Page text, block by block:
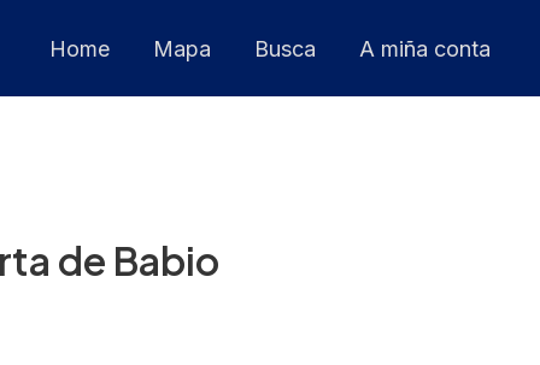
Home Mapa Busca A miña conta
de Babio